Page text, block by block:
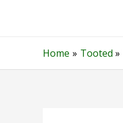
Home Tooted